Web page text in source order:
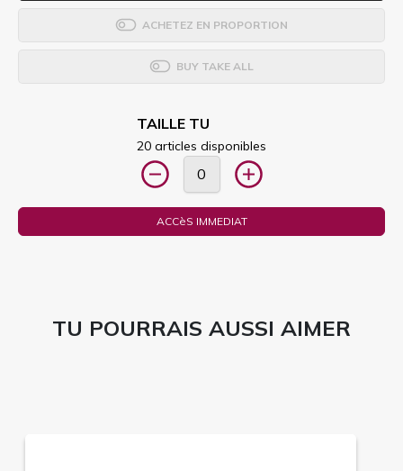
ACHETEZ EN PROPORTION
BUY TAKE ALL
TAILLE TU
20 articles disponibles
ACCèS IMMEDIAT
TU POURRAIS AUSSI AIMER